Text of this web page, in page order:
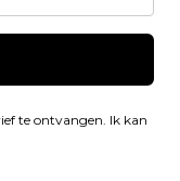
te ontvangen. Ik kan